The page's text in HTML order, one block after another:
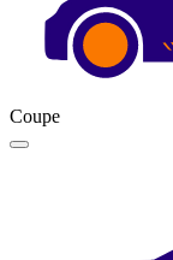
Coupe